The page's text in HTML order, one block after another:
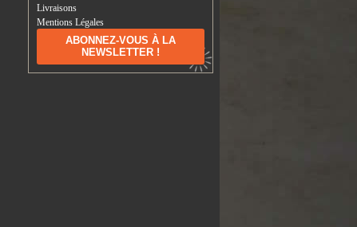
Livraisons
Mentions Légales
ABONNEZ-VOUS À LA
NEWSLETTER !